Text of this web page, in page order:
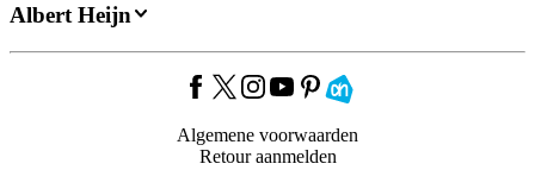
Albert Heijn
Algemene voorwaarden
Retour aanmelden